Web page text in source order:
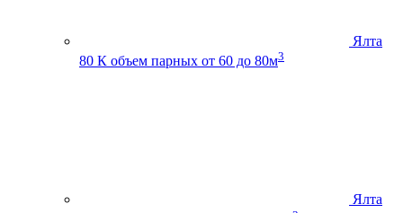
Ялта
80 К объем парных от 60 до 80м3
Ялта